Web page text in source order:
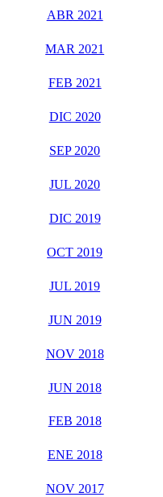
ABR 2021
MAR 2021
FEB 2021
DIC 2020
SEP 2020
JUL 2020
DIC 2019
OCT 2019
JUL 2019
JUN 2019
NOV 2018
JUN 2018
FEB 2018
ENE 2018
NOV 2017